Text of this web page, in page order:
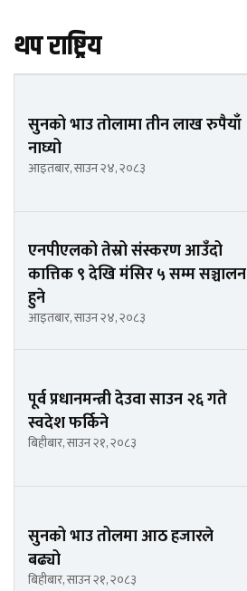
थप राष्ट्रिय
सुनको भाउ तोलामा तीन लाख रुपैयाँ
नाघ्यो
आइतबार, साउन २४, २०८३
एनपीएलको तेस्रो संस्करण आउँदो
कात्तिक ९ देखि मंसिर ५ सम्म सञ्चालन
हुने
आइतबार, साउन २४, २०८३
पूर्व प्रधानमन्त्री देउवा साउन २६ गते
स्वदेश फर्किने
बिहीबार, साउन २१, २०८३
सुनको भाउ तोलमा आठ हजारले
बढ्यो
बिहीबार, साउन २१, २०८३